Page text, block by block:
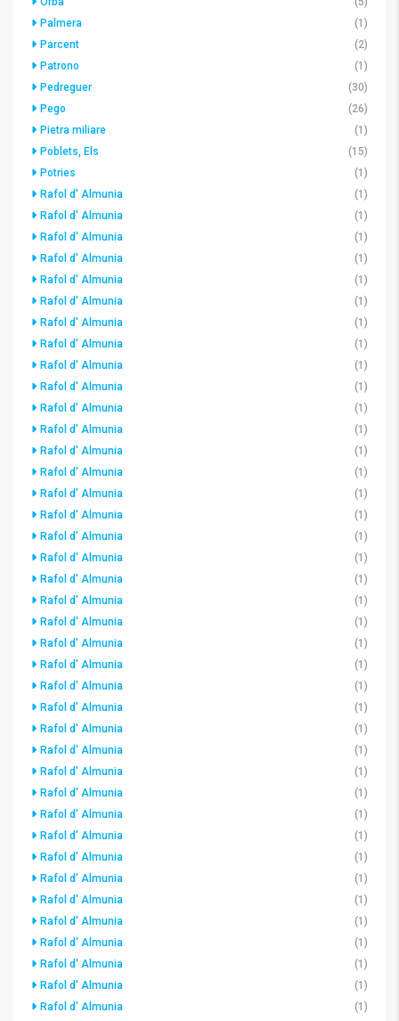
Palmera
(1)
Parcent
(2)
Patrono
(1)
Pedreguer
(30)
Pego
(26)
Pietra miliare
(1)
Poblets, Els
(15)
Potries
(1)
Rafol d' Almunia
(1)
Rafol d' Almunia
(1)
Rafol d' Almunia
(1)
Rafol d' Almunia
(1)
Rafol d' Almunia
(1)
Rafol d' Almunia
(1)
Rafol d' Almunia
(1)
Rafol d' Almunia
(1)
Rafol d' Almunia
(1)
Rafol d' Almunia
(1)
Rafol d' Almunia
(1)
Rafol d' Almunia
(1)
Rafol d' Almunia
(1)
Rafol d' Almunia
(1)
Rafol d' Almunia
(1)
Rafol d' Almunia
(1)
Rafol d' Almunia
(1)
Rafol d' Almunia
(1)
Rafol d' Almunia
(1)
Rafol d' Almunia
(1)
Rafol d' Almunia
(1)
Rafol d' Almunia
(1)
Rafol d' Almunia
(1)
Rafol d' Almunia
(1)
Rafol d' Almunia
(1)
Rafol d' Almunia
(1)
Rafol d' Almunia
(1)
Rafol d' Almunia
(1)
Rafol d' Almunia
(1)
Rafol d' Almunia
(1)
Rafol d' Almunia
(1)
Rafol d' Almunia
(1)
Rafol d' Almunia
(1)
Rafol d' Almunia
(1)
Rafol d' Almunia
(1)
Rafol d' Almunia
(1)
Rafol d' Almunia
(1)
Rafol d' Almunia
(1)
Rafol d' Almunia
(1)